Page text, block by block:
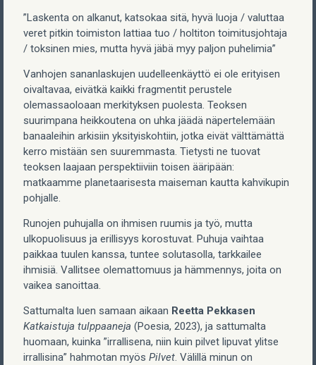
”Laskenta on alkanut, katsokaa sitä, hyvä luoja / valuttaa
veret pitkin toimiston lattiaa tuo / holtiton toimitusjohtaja
/ toksinen mies, mutta hyvä jäbä myy paljon puhelimia”
Vanhojen sananlaskujen uudelleenkäyttö ei ole erityisen
oivaltavaa, eivätkä kaikki fragmentit perustele
olemassaoloaan merkityksen puolesta. Teoksen
suurimpana heikkoutena on uhka jäädä näpertelemään
banaaleihin arkisiin yksityiskohtiin, jotka eivät välttämättä
kerro mistään sen suuremmasta. Tietysti ne tuovat
teoksen laajaan perspektiiviin toisen ääripään:
matkaamme planetaarisesta maiseman kautta kahvikupin
pohjalle.
Runojen puhujalla on ihmisen ruumis ja työ, mutta
ulkopuolisuus ja erillisyys korostuvat. Puhuja vaihtaa
paikkaa tuulen kanssa, tuntee solutasolla, tarkkailee
ihmisiä. Vallitsee olemattomuus ja hämmennys, joita on
vaikea sanoittaa.
Sattumalta luen samaan aikaan Reetta Pekkasen
Katkaistuja tulppaaneja (Poesia, 2023), ja sattumalta
huomaan, kuinka ”irrallisena, niin kuin pilvet lipuvat ylitse
irrallisina” hahmotan myös Pilvet . Välillä minun on